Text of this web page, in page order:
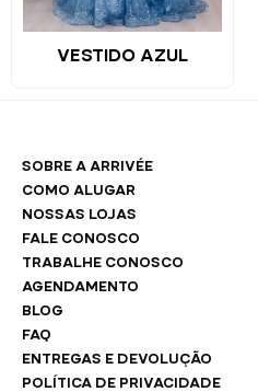
VESTIDO AZUL
SOBRE A ARRIVÉE
COMO ALUGAR
NOSSAS LOJAS
FALE CONOSCO
TRABALHE CONOSCO
AGENDAMENTO
BLOG
FAQ
ENTREGAS E DEVOLUÇÃO
POLÍTICA DE PRIVACIDADE